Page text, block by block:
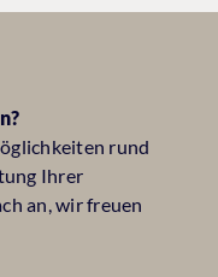
rund
Ihrer
an, wir freuen